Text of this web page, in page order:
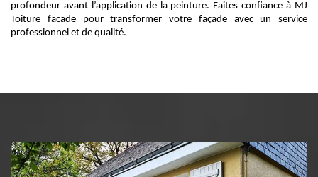
profondeur avant l’application de la peinture. Faites confiance à MJ
Toiture facade pour transformer votre façade avec un service
professionnel et de qualité.